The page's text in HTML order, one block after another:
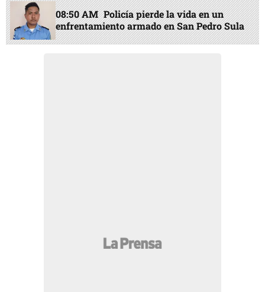
08:50 AM Policía pierde la vida en un
enfrentamiento armado en San Pedro Sula